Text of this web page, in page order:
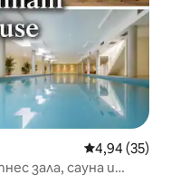
Средна
4,94 (35)
зала, сауна и